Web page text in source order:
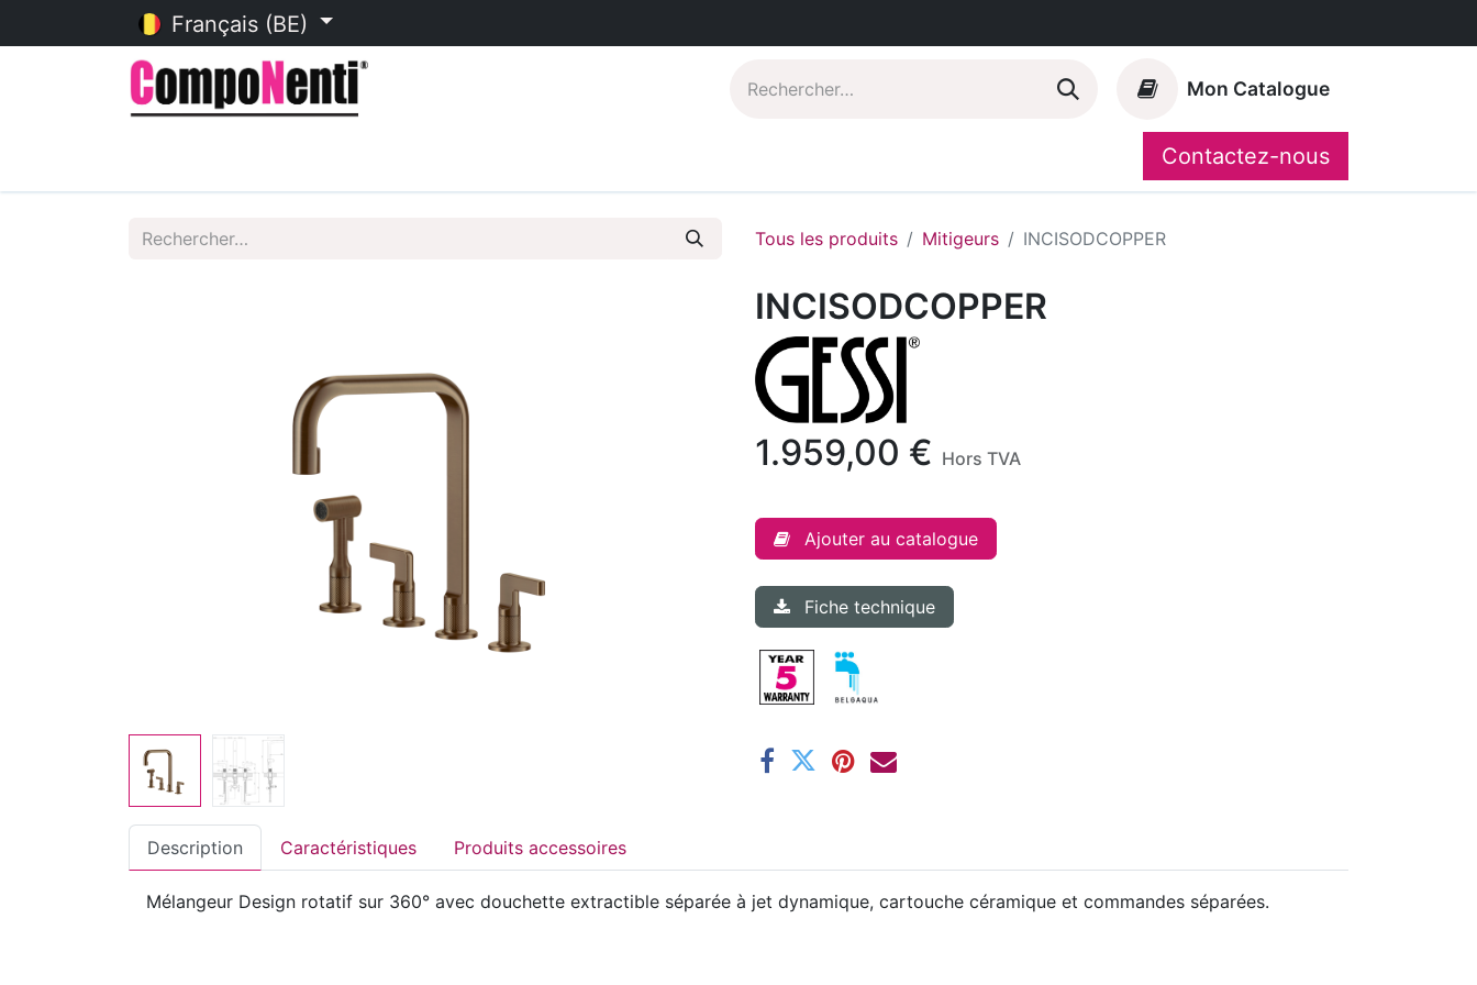
Français (BE)
Mon Catalogue
CompoShop
Contactez-nous
Tous les produits Mitigeurs INCISODCOPPER
INCISODCOPPER
1.959,00 € Hors TVA
Ajouter au catalogue
Fiche technique
Description Caractéristiques Produits accessoires
Mélangeur Design rotatif sur 360° avec douchette extractible séparée à jet dynamique, cartouche céramique et commandes séparées.